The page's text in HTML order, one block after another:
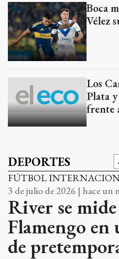
Boca
Vélez
Los
Plata
frente
DEPORTES
FÚTBOL
3 de julio de 2026 | hace un
River se
Flamengo en
de